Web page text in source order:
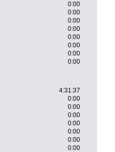
0:00
0:00
0:00
0:00
0:00
0:00
0:00
0:00
4:31:37
0:00
0:00
0:00
0:00
0:00
0:00
0:00